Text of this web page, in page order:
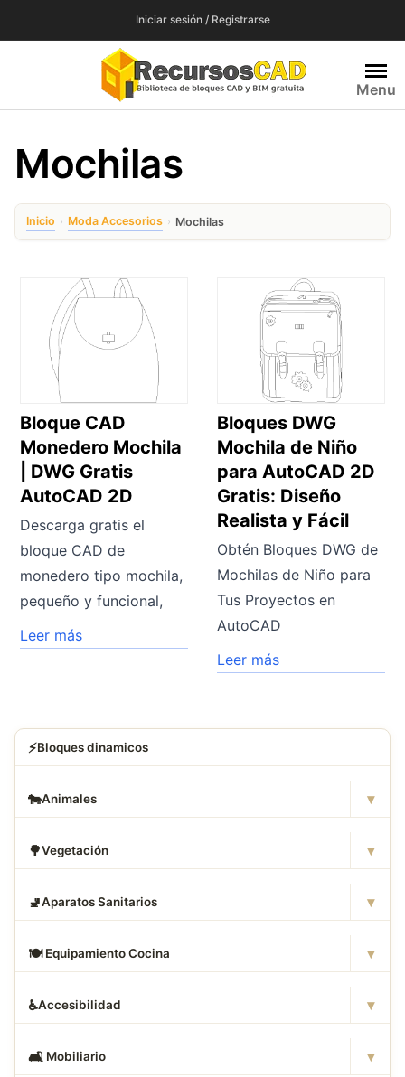
Iniciar sesión / Registrarse
Menu
Mochilas
Inicio › Moda Accesorios › Mochilas
Bloque CAD
Monedero Mochila
| DWG Gratis
AutoCAD 2D
Descarga gratis el
bloque CAD de
monedero tipo mochila,
pequeño y funcional,
Leer más
Bloques DWG
Mochila de Niño
para AutoCAD 2D
Gratis: Diseño
Realista y Fácil
Obtén Bloques DWG de
Mochilas de Niño para
Tus Proyectos en
AutoCAD
Leer más
⚡Bloques dinamicos
🐄Animales ▾
🌳Vegetación ▾
🚽Aparatos Sanitarios ▾
🍽️ Equipamiento Cocina ▾
♿Accesibilidad ▾
🛋 ️ Mobiliario ▾